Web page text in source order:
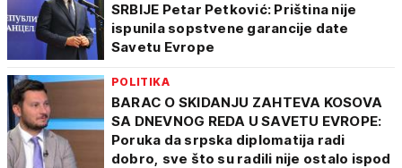
SRBIJE Petar Petković: Priština nije
ispunila sopstvene garancije date
Savetu Evrope
POLITIKA
BARAC O SKIDANJU ZAHTEVA KOSOVA
SA DNEVNOG REDA U SAVETU EVROPE:
Poruka da srpska diplomatija radi
dobro, sve što su radili nije ostalo ispod